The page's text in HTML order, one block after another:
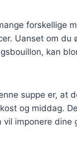
forskellige
Uanset om du
kan
suppe er, at
og middag.
vil imponere